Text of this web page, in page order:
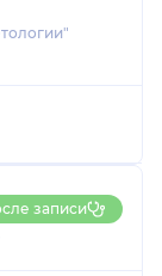
записи